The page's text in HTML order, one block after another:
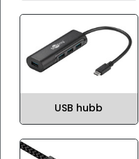
USB hubb